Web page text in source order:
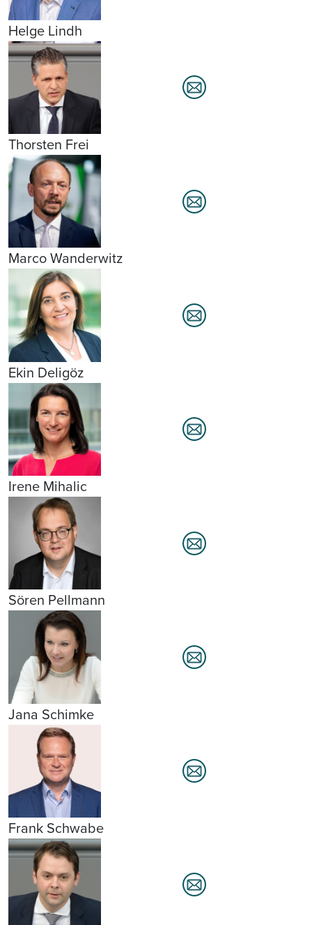
Helge Lindh
Thorsten Frei
Marco Wanderwitz
Ekin Deligöz
Irene Mihalic
Sören Pellmann
Jana Schimke
Frank Schwabe